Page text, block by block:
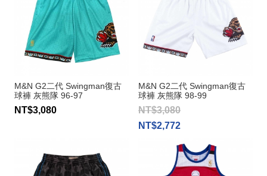
M&N G2二代 Swingman復古
球褲 灰熊隊 96-97
NT$3,080
M&N G2二代 Swingman復古
球褲 灰熊隊 98-99
NT$3,080
NT$2,772